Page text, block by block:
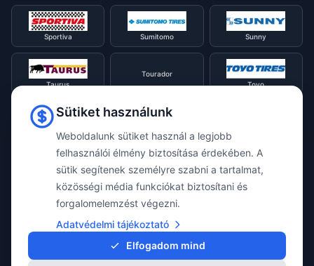
Sportiva Sumitomo Sunny
Taurus
Tourador
Toyo
Tracmax
Triangle
Viking Voyager
Vredestein
Sütiket használunk
Weboldalunk sütiket használ a legjobb
felhasználói élmény biztosítása érdekében. A
sütik segítenek személyre szabni a tartalmat,
közösségi média funkciókat biztosítani és
forgalomelemzést végezni.
Adatvédelmi tájékoztató
Elfogadom mind